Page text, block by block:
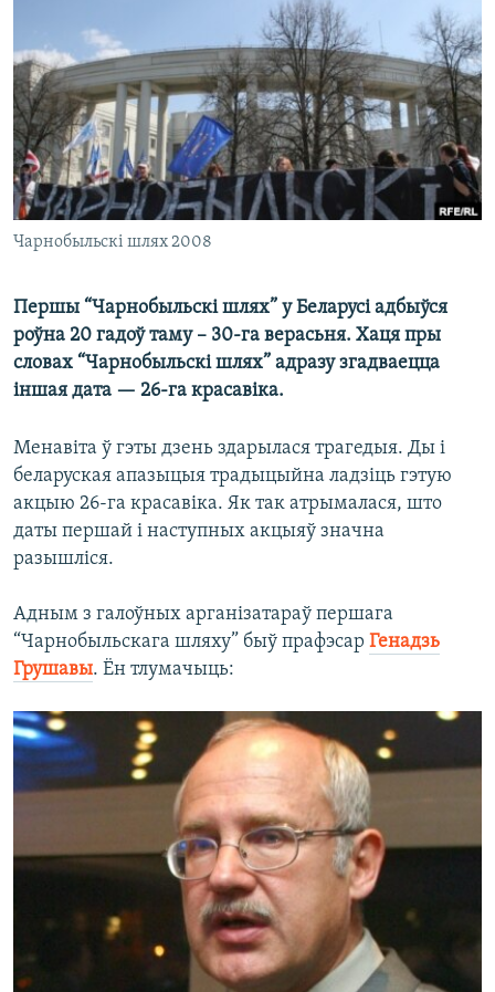
КАЛЯНДАР
НА ХВАЛЯХ СВАБОДЫ
Чарнобыльскі шлях 2008
Першы “Чарнобыльскі шлях” у Беларусі адбыўся
роўна 20 гадоў таму – 30-га верасьня. Хаця пры
словах “Чарнобыльскі шлях” адразу згадваецца
іншая дата — 26-га красавіка.
Менавіта ў гэты дзень здарылася трагедыя. Ды і
беларуская апазыцыя традыцыйна ладзіць гэтую
акцыю 26-га красавіка. Як так атрымалася, што
даты першай і наступных акцыяў значна
разышліся.
Адным з галоўных арганізатараў першага
“Чарнобыльскага шляху” быў прафэсар Генадзь
Грушавы. Ён тлумачыць: